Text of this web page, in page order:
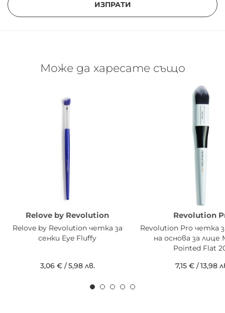
ИЗПРАТИ
Може да харесате също
Relove by Revolution
Relove by Revolution четка за
сенки Eye Fluffy
3,06 €/5,98 лв.
Revolution
Revolution Pro четка
на основа за лице
Pointed Flat
7,15 € /13,98